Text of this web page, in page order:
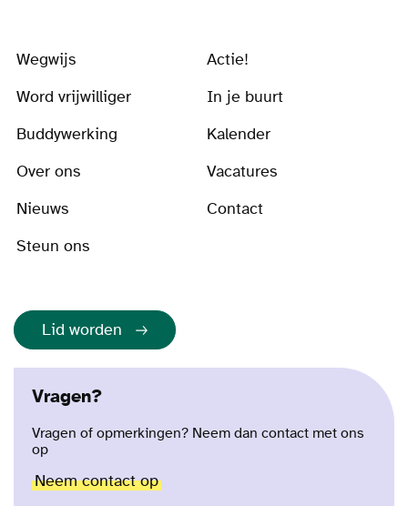
Wegwijs
Actie!
Word vrijwilliger
In je buurt
Buddywerking
Kalender
Over ons
Vacatures
Nieuws
Contact
Steun ons
Lid worden
Vragen?
Vragen of opmerkingen? Neem dan contact met ons
op
Neem contact op